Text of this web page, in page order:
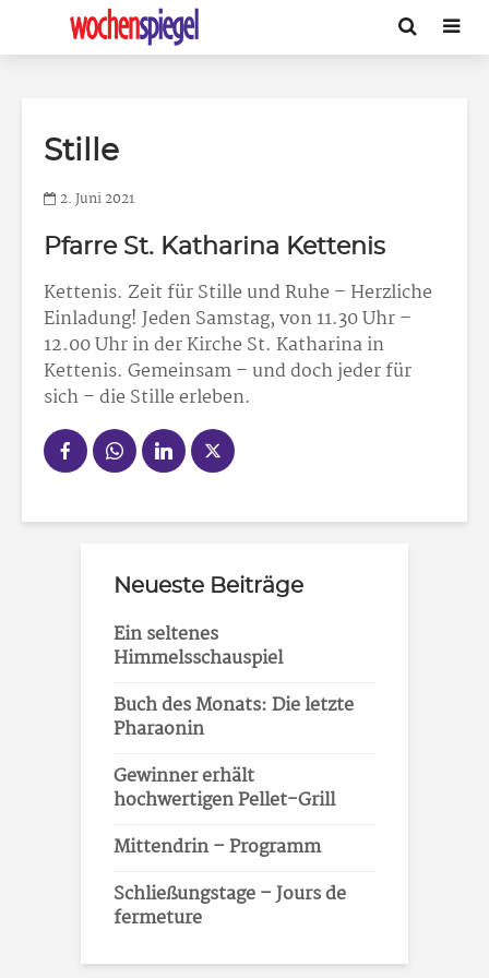
Stille
2. Juni 2021
Pfarre St. Katharina Kettenis
Kettenis. Zeit für Stille und Ruhe – Herzliche
Einladung! Jeden Samstag, von 11.30 Uhr –
12.00 Uhr in der Kirche St. Katharina in
Kettenis. Gemeinsam – und doch jeder für
sich – die Stille erleben.
Neueste Beiträge
Ein seltenes
Himmelsschauspiel
Buch des Monats: Die letzte
Pharaonin
Gewinner erhält
hochwertigen Pellet-Grill
Mittendrin – Programm
Schließungstage – Jours de
fermeture